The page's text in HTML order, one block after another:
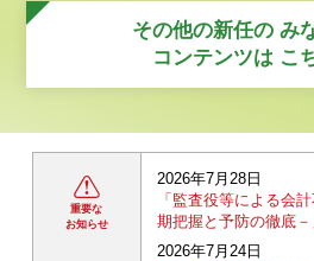
その他の新任の み
コンテンツは こ
重要な
お知らせ
2026年7月28日
「監査役等による会
期把握と予防の徹底
2026年7月24日